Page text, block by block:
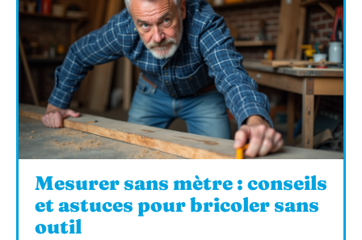
Mesurer sans mètre : conseils
et astuces pour bricoler sans
outil